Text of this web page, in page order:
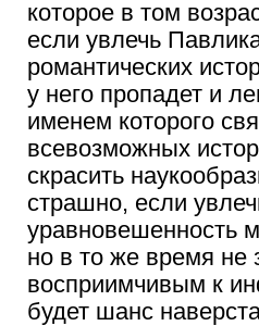
которое в том
если увлечь
романтических
у него пропадет и
именем которого
всевозможных
скрасить
страшно, если
уравновешенность
но в то же время не
восприимчивым к
будет шанс